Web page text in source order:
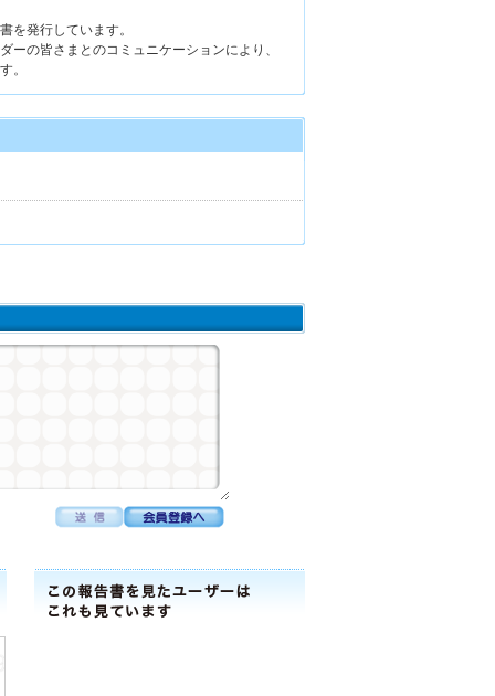
を発行しています。
ーの皆さまとのコミュニケーションにより、
。